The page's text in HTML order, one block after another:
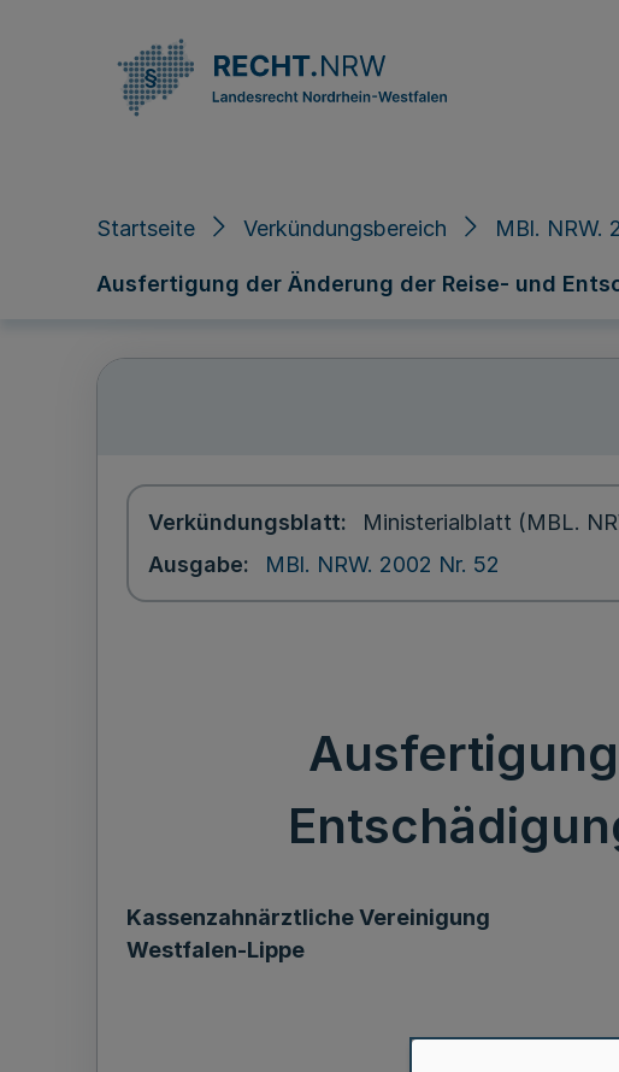
Startseite Verkündungsbereich MBl. NRW.
Ausfertigung der Änderung der Reise- und
Verkündungsblatt
Ministerialblatt (MBL.
Ausgabe
MBl. NRW. 2002 Nr. 52
Kassenzahnärztliche Vereinigung
Westfalen-Lippe